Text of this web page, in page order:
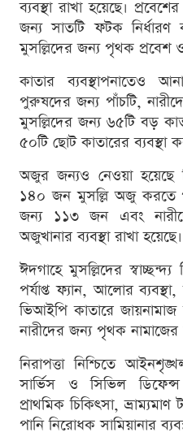
ব্যবস্থা রাখা হয়েছে।
জন্য সাতটি ফটক নির্ধারণ
মুসল্লিদের জন্য পৃথক প্রবেশ
কাতার ব্যবস্থাপনাতেও
পুরুষদের জন্য পাঁচটি,
মুসল্লিদের জন্য ৬৫টি বড়
৫০টি ছোট কাতারের ব্যবস্থা
অজুর জন্যও নেওয়া হয়েছে
১৪০ জন মুসল্লি অজু করতে
জন্য ১১৩ জন এবং
অজুখানার ব্যবস্থা রাখা হয়েছে।
ঈদগাহে মুসল্লিদের স্বাচ্ছন্দ্য
পর্যাপ্ত ফ্যান, আলোর
ভিআইপি কাতারে জায়নামাজ
নারীদের জন্য পৃথক নামাজের
নিরাপত্তা নিশ্চিতে
সার্ভিস ও সিভিল
প্রাথমিক চিকিৎসা,
পানি নিরোধক সামিয়ানার